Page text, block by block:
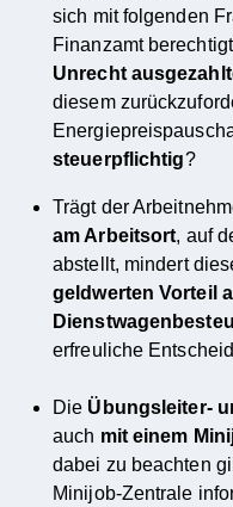
sich mit folgenden
Finanzamt
Unrecht
diesem
steuerpflichtig?
Trägt der
am Arbeitsort, auf
abstellt, mindert
geldwerten Vorteil
erfreuliche
Die Übungsleiter-
auch mit einem
dabei zu beachten
Minijob-Zentrale